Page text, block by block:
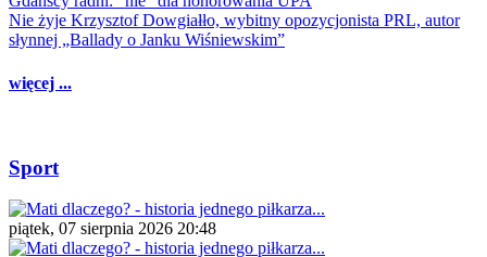
Nie żyje Krzysztof Dowgiałło, wybitny opozycjonista PRL, autor
słynnej „Ballady o Janku Wiśniewskim”
więcej ...
Sport
piątek, 07 sierpnia 2026 20:48